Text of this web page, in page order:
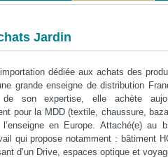
Jardin
dédiée aux achats des
grande enseigne de distribution
de son expertise, elle achète
pour la MDD (textile, chaussure,
en Europe. Attaché(e)
qui propose notamment : bâtiment
d’un Drive, espaces optique et